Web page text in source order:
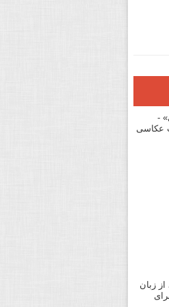
-
عکاسی
زبان
برای